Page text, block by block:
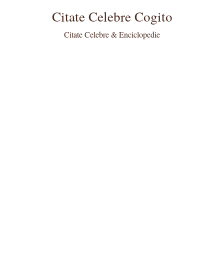
Citate Celebre Cogito
Citate Celebre & Enciclopedie